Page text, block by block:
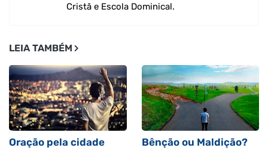
Cristã e Escola Dominical.
LEIA TAMBÉM
Oração pela cidade Bênção ou Maldição?